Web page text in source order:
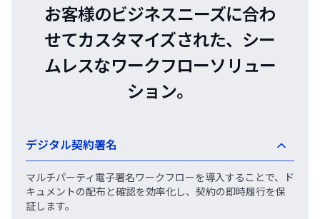
お客様のビジネスニーズに合わ
せてカスタマイズされた、シー
ムレスなワークフローソリュー
ション。
デジタル契約署名
マルチパーティ電子署名ワークフローを導入することで、ド
キュメントの配布と確認を効率化し、契約の即時履行を保
証します。